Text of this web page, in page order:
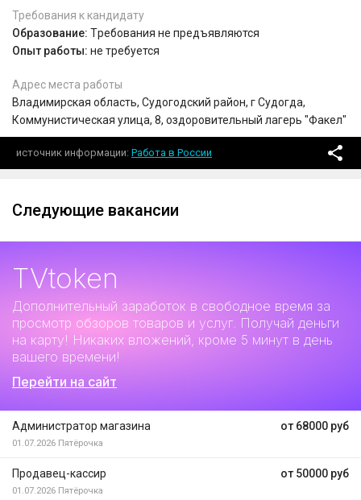
Требования к кандидату
Образование: Tребования не предъявляются
Опыт работы: не требуется
Адрес места работы
Владимирская область, Судогодский район, г Судогда,
Коммунистическая улица, 8, оздоровительный лагерь "Факел"
источник информации Работа в России
Следующие вакансии
TVtoken
Дополнительный заработок в свободное время за
просмотр обзоров товаров и услуг. Получай деньги
на карту! Никаких вложений, кроме 5 минут в день
вашего времени!
Перейти на сайт
от 68000 руб
Администратор магазина
01.07.2026 Пятёрочка
от 50000 руб
Продавец-кассир
01.07.2026 Пятёрочка